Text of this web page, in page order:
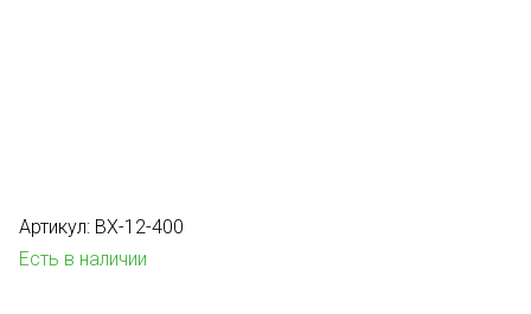
Артикул: BX-12-400
Есть в наличии